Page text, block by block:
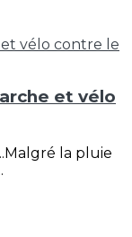
et vélo
la pluie